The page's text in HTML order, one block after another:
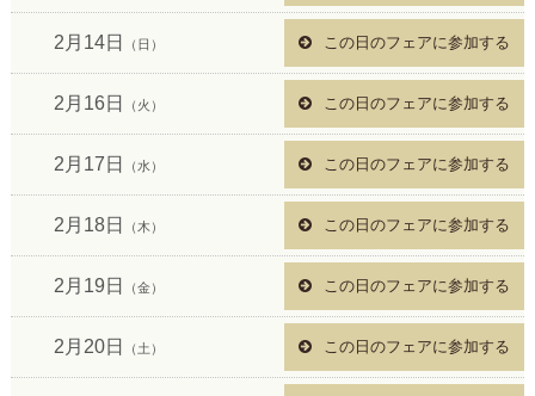
2月14日 （日） この日のフェアに参加する
2月16日 （火） この日のフェアに参加する
2月17日 （水） この日のフェアに参加する
2月18日 （木） この日のフェアに参加する
2月19日 （金） この日のフェアに参加する
2月20日 （土） この日のフェアに参加する